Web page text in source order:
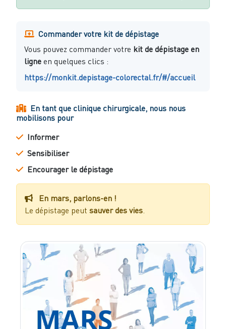
Commander votre kit de dépistage
Vous pouvez commander votre kit de dépistage en
ligne en quelques clics :
https://monkit.depistage-colorectal.fr/#/accueil
En tant que clinique chirurgicale, nous nous
mobilisons pour
Informer
Sensibiliser
Encourager le dépistage
En mars, parlons-en !
Le dépistage peut sauver des vies